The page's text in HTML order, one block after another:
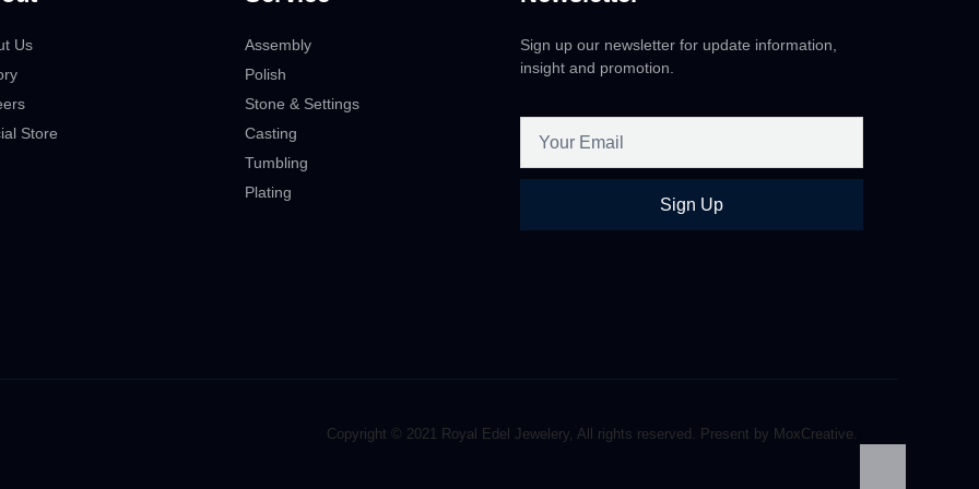
Us
Store
Assembly
Polish
Stone & Settings
Casting
Tumbling
Plating
Sign up our newsletter for update information,
insight and promotion.
Sign Up
Copyright © 2021 Royal Edel Jewelery, All rights reserved. Present by MoxCreative.